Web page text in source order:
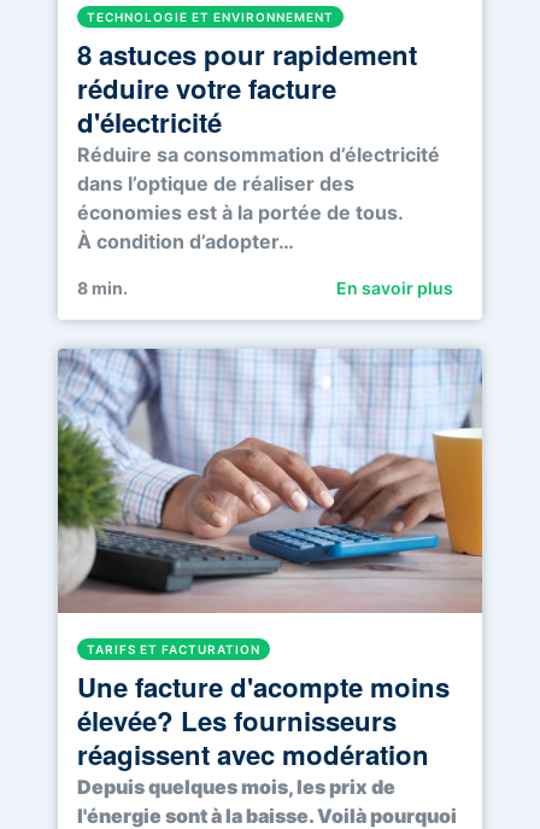
TECHNOLOGIE ET ENVIRONNEMENT
8 astuces pour rapidement
réduire votre facture
d'électricité
Réduire sa consommation d’électricité
dans l’optique de réaliser des
économies est à la portée de tous.
À condition d’adopter…
8 min. En savoir plus
TARIFS ET FACTURATION
Une facture d'acompte moins
élevée? Les fournisseurs
réagissent avec modération
Depuis quelques mois, les prix de
l'énergie sont à la baisse. Voilà pourquoi